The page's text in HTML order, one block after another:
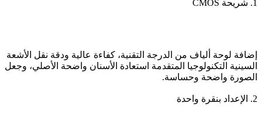
1. شريحة CMOS
إضافة لوحة ألياف من الدرجة التقنية، كفاءة عالية ودقة نقل الأشعة
السينية التكنولوجيا المتقدمة استعادة الأسنان واضحة الأصلي، وجعل
الصورة واضحة وحساسة.
2. الإعداد بنقرة واحدة